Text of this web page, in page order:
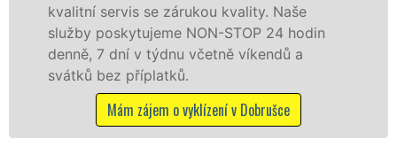
servis se zárukou kvality. Naše
poskytujeme NON-STOP 24 hodin
7 dní v týdnu včetně víkendů a
bez příplatků.
Mám zájem o vyklízení v Dobrušce